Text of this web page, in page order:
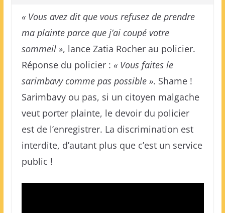
« Vous avez dit que vous refusez de prendre
ma plainte parce que j’ai coupé votre
sommeil », lance Zatia Rocher au policier.
Réponse du policier : « Vous faites le
sarimbavy comme pas possible ». Shame !
Sarimbavy ou pas, si un citoyen malgache
veut porter plainte, le devoir du policier
est de l’enregistrer. La discrimination est
interdite, d’autant plus que c’est un service
public !